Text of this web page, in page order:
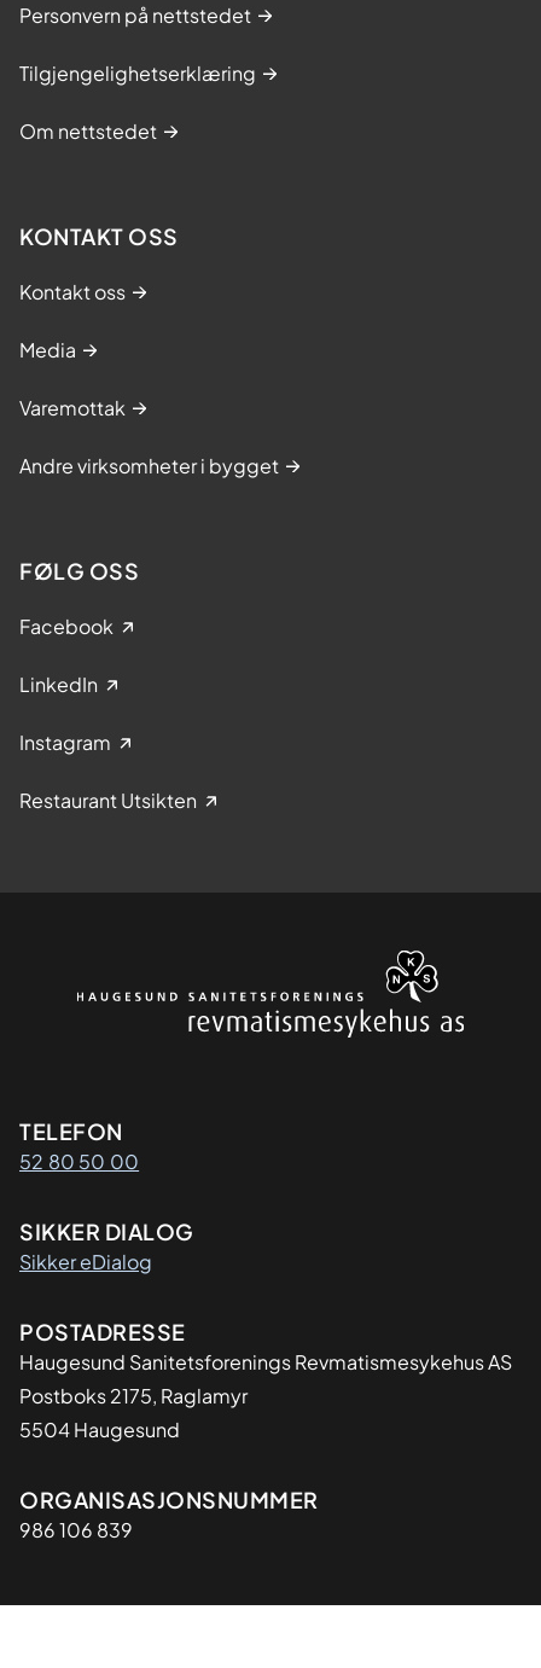
Personvern på nettstedet
Tilgjengelighetserklæring
Om nettstedet
KONTAKT OSS
Kontakt oss
Media
Varemottak
Andre virksomheter i bygget
FØLG OSS
Facebook
LinkedIn
Instagram
Restaurant Utsikten
Kontaktinformasjon
TELEFON
52 80 50 00
SIKKER DIALOG
Sikker eDialog
Adresse
POSTADRESSE
Haugesund Sanitetsforenings Revmatismesykehus AS
Postboks 2175, Raglamyr
5504 Haugesund
Organisasjon
ORGANISASJONSNUMMER
986 106 839